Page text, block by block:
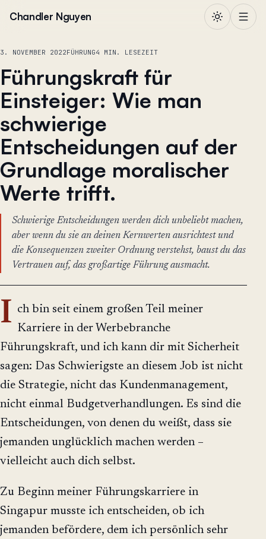
Chandler Nguyen
3. NOVEMBER 2022FÜHRUNG4 MIN. LESEZEIT
Führungskraft für
Einsteiger: Wie man
schwierige
Entscheidungen auf der
Grundlage moralischer
Werte trifft.
Schwierige Entscheidungen werden dich unbeliebt machen,
aber wenn du sie an deinen Kernwerten ausrichtest und
die Konsequenzen zweiter Ordnung verstehst, baust du das
Vertrauen auf, das großartige Führung ausmacht.
I ch bin seit einem großen Teil meiner
Karriere in der Werbebranche
Führungskraft, und ich kann dir mit Sicherheit
sagen: Das Schwierigste an diesem Job ist nicht
die Strategie, nicht das Kundenmanagement,
nicht einmal Budgetverhandlungen. Es sind die
Entscheidungen, von denen du weißt, dass sie
jemanden unglücklich machen werden –
vielleicht auch dich selbst.
Zu Beginn meiner Führungskarriere in
Singapur musste ich entscheiden, ob ich
jemanden befördere, dem ich persönlich sehr